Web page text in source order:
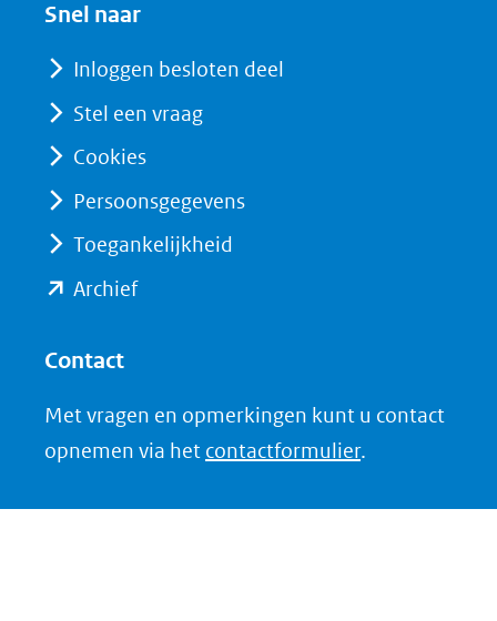
venster)
een
andere
website)
Snel naar
Inloggen besloten deel
Stel een vraag
Cookies
Persoonsgegevens
Toegankelijkheid
Archief(opent
(verwijst
naar
Contact
Met vragen en opmerkingen kunt u contact
opnemen via het contactformulier.